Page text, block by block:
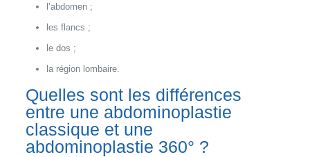
l’abdomen ;
les flancs ;
le dos ;
la région lombaire.
Quelles sont les différences
entre une abdominoplastie
classique et une
abdominoplastie 360° ?